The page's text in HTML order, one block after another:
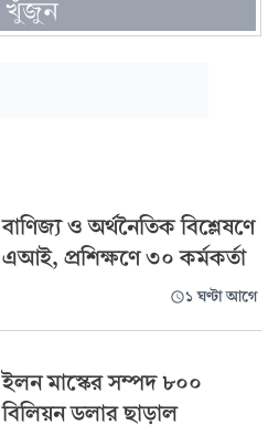
খুঁজুন
বাণিজ্য ও অর্থনৈতিক বিশ্লেষণে
এআই, প্রশিক্ষণে ৩০ কর্মকর্তা
১ ঘণ্টা আগে
ইলন মাস্কের সম্পদ ৮০০
বিলিয়ন ডলার ছাড়াল